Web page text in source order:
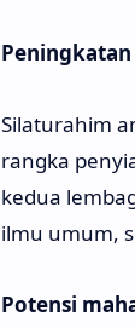
Silaturahim
rangka
kedua
ilmu umum,
Potensi